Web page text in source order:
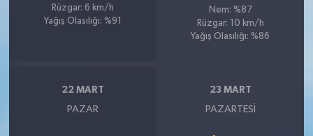
Rüzgar: 6 km/h
Yağış Olasılığı: %91
Nem: %87
Rüzgar: 10 km/h
Yağış Olasılığı: %86
22 MART
PAZAR
23 MART
PAZARTESI